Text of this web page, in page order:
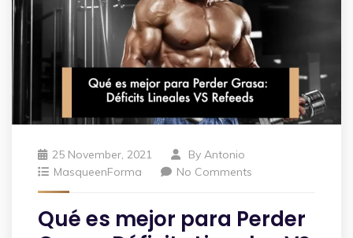
25 November, 2021 By Antonio
MasqueenForma
No Comments
Qué es mejor para Perder